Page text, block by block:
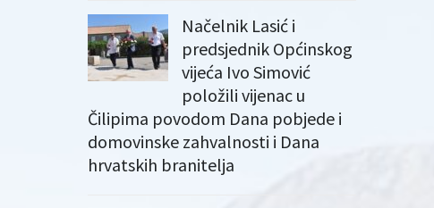
Načelnik Lasić i
predsjednik Općinskog
vijeća Ivo Simović
položili vijenac u
Čilipima povodom Dana pobjede i
domovinske zahvalnosti i Dana
hrvatskih branitelja